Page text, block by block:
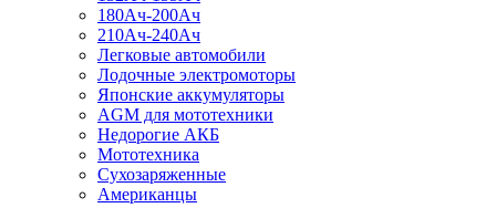
180Ач-200Ач
210Ач-240Ач
Легковые автомобили
Лодочные электромоторы
Японские аккумуляторы
AGM для мототехники
Недорогие АКБ
Мототехника
Сухозаряженные
Американцы